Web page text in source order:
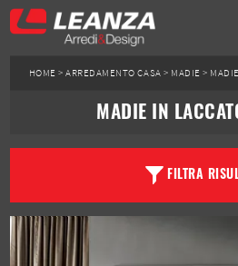
HOME >ARREDAMENTO CASA > MADIE >
MADIE IN
FILTRA